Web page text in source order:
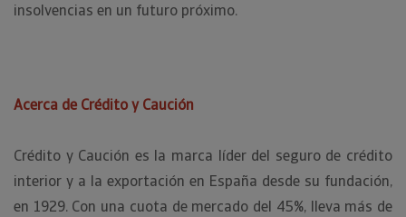
insolvencias en un futuro próximo.
Acerca de Crédito y Caución
Crédito y Caución es la marca líder del seguro de crédito
interior y a la exportación en España desde su fundación,
en 1929. Con una cuota de mercado del 45%, lleva más de